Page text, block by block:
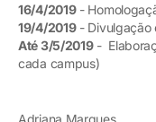
16/4/2019-
19/4/2019- Divulgação
Até 3/5/2019-
cada campus)
Adriana Marques